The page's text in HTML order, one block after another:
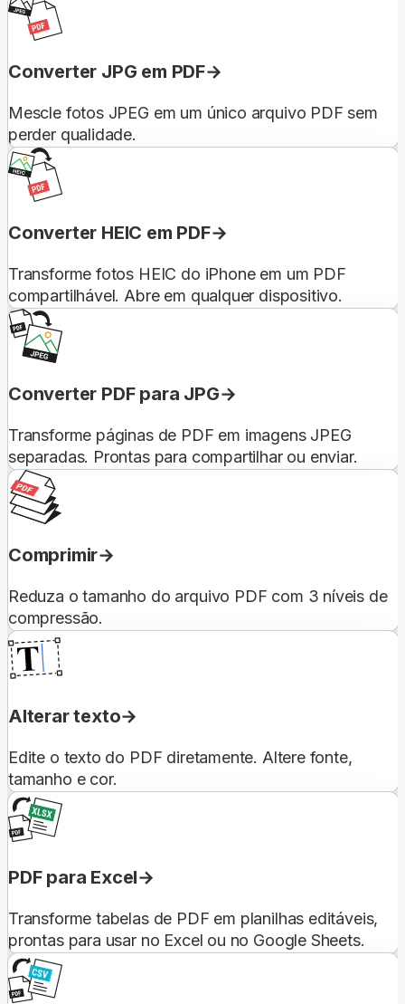
Converter JPG em PDF
Mescle fotos JPEG em um único arquivo PDF sem
perder qualidade.
Converter HEIC em PDF
Transforme fotos HEIC do iPhone em um PDF
compartilhável. Abre em qualquer dispositivo.
Converter PDF para JPG
Transforme páginas de PDF em imagens JPEG
separadas. Prontas para compartilhar ou enviar.
Comprimir
Reduza o tamanho do arquivo PDF com 3 níveis de
compressão.
Alterar texto
Edite o texto do PDF diretamente. Altere fonte,
tamanho e cor.
PDF para Excel
Transforme tabelas de PDF em planilhas editáveis,
prontas para usar no Excel ou no Google Sheets.